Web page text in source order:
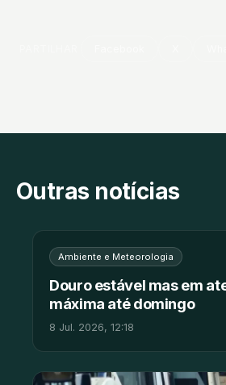
Outras notícias
Ambiente e Meteorologia
Douro estável mas em
máxima até domingo
8 Jul. 2026, 12:18